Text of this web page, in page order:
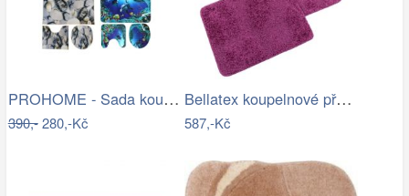
PROHOME - Sada koupelnová 3ks různé…
390,-280,-Kč
Bellatex koupelnové předložky…
587,-Kč